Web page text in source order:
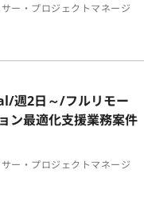
ー・プロジェクトマネージ
週2日～/フルリモー
ン最適化支援業務案件
ー・プロジェクトマネージ